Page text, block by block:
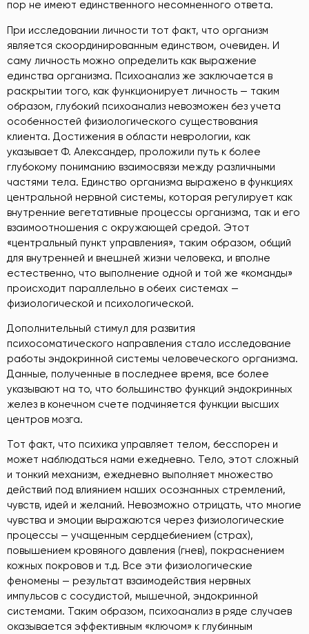
пор не имеют единственного несомненного ответа.
При исследовании личности тот факт, что организм
является скоординированным единством, очевиден. И
саму личность можно определить как выражение
единства организма. Психоанализ же заключается в
раскрытии того, как функционирует личность — таким
образом, глубокий психоанализ невозможен без учета
особенностей физиологического существования
клиента. Достижения в области неврологии, как
указывает Ф. Александер, проложили путь к более
глубокому пониманию взаимосвязи между различными
частями тела. Единство организма выражено в функциях
центральной нервной системы, которая регулирует как
внутренние вегетативные процессы организма, так и его
взаимоотношения с окружающей средой. Этот
«центральный пункт управления», таким образом, общий
для внутренней и внешней жизни человека, и вполне
естественно, что выполнение одной и той же «команды»
происходит параллельно в обеих системах —
физиологической и психологической.
Дополнительный стимул для развития
психосоматического направления стало исследование
работы эндокринной системы человеческого организма.
Данные, полученные в последнее время, все более
указывают на то, что большинство функций эндокринных
желез в конечном счете подчиняется функции высших
центров мозга.
Тот факт, что психика управляет телом, бесспорен и
может наблюдаться нами ежедневно. Тело, этот сложный
и тонкий механизм, ежедневно выполняет множество
действий под влиянием наших осознанных стремлений,
чувств, идей и желаний. Невозможно отрицать, что многие
чувства и эмоции выражаются через физиологические
процессы — учащенным сердцебиением (страх),
повышением кровяного давления (гнев), покраснением
кожных покровов и т.д. Все эти физиологические
феномены — результат взаимодействия нервных
импульсов с сосудистой, мышечной, эндокринной
системами. Таким образом, психоанализ в ряде случаев
оказывается эффективным «ключом» к глубинным